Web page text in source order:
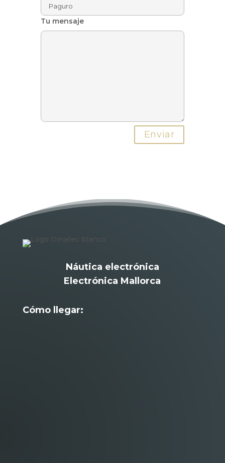
Tu mensaje
Náutica electrónica
Electrónica Mallorca
Cómo llegar: